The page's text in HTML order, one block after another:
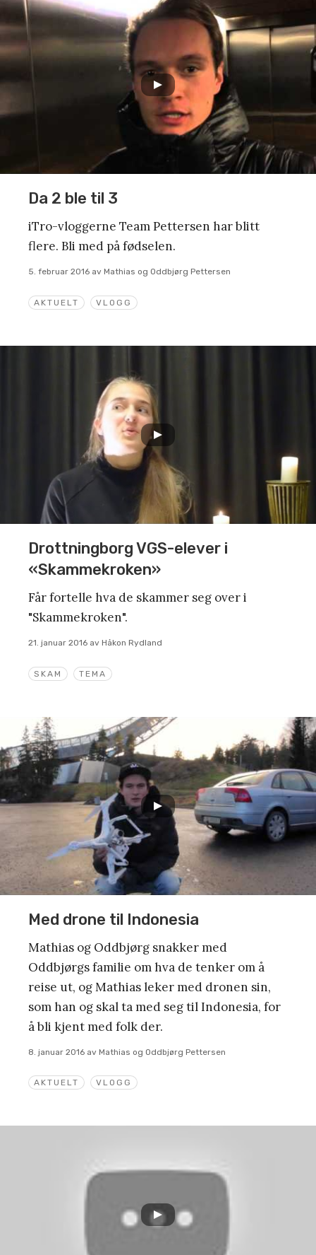
AKTUELT VLOGG
Da 2 ble til 3
iTro-vloggerne Team Pettersen har blitt
flere. Bli med på fødselen.
5. februar 2016 av Mathias og Oddbjørg Pettersen
SKAM TEMA
Drottningborg VGS-elever i
«Skammekroken»
Får fortelle hva de skammer seg over i
"Skammekroken".
21. januar 2016 av Håkon Rydland
AKTUELT VLOGG
Med drone til Indonesia
Mathias og Oddbjørg snakker med
Oddbjørgs familie om hva de tenker om å
reise ut, og Mathias leker med dronen sin,
som han og skal ta med seg til Indonesia, for
å bli kjent med folk der.
8. januar 2016 av Mathias og Oddbjørg Pettersen